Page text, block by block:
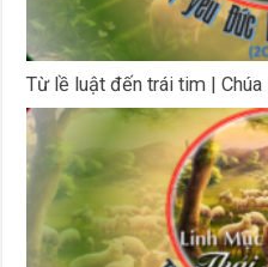
Từ lề luật đến trái tim |